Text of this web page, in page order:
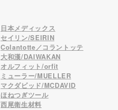
日本メディックス
セイリン/SEIRIN
Colantotte／コラントッテ
大和漢/DAIWAKAN
オルフィット/orfit
ミューラー/MUELLER
マクダビッド/MCDAVID
ほねつぎツール
西尾衛生材料